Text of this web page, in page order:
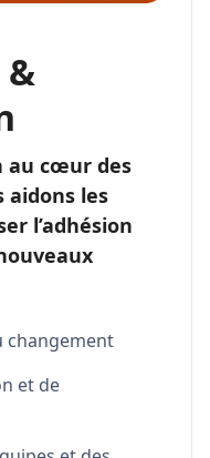
au cœur des
les
l’adhésion
changement
et de